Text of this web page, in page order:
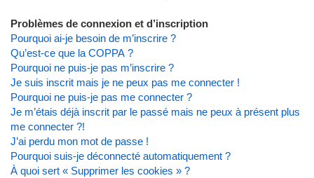
Problèmes de connexion et d’inscription
Pourquoi ai-je besoin de m’inscrire ?
Qu’est-ce que la COPPA ?
Pourquoi ne puis-je pas m’inscrire ?
Je suis inscrit mais je ne peux pas me connecter !
Pourquoi ne puis-je pas me connecter ?
Je m’étais déjà inscrit par le passé mais ne peux à présent plus
me connecter ?!
J’ai perdu mon mot de passe !
Pourquoi suis-je déconnecté automatiquement ?
À quoi sert « Supprimer les cookies » ?